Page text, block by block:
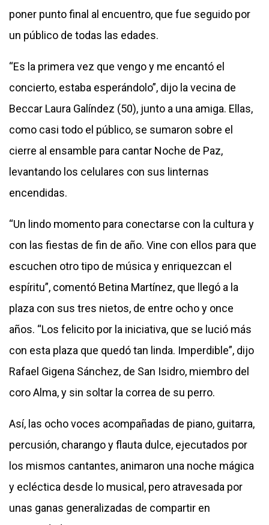
poner punto final al encuentro, que fue seguido por
un público de todas las edades.
“Es la primera vez que vengo y me encantó el
concierto, estaba esperándolo”, dijo la vecina de
Beccar Laura Galíndez (50), junto a una amiga. Ellas,
como casi todo el público, se sumaron sobre el
cierre al ensamble para cantar Noche de Paz,
levantando los celulares con sus linternas
encendidas.
“Un lindo momento para conectarse con la cultura y
con las fiestas de fin de año. Vine con ellos para que
escuchen otro tipo de música y enriquezcan el
espíritu”, comentó Betina Martínez, que llegó a la
plaza con sus tres nietos, de entre ocho y once
años. “Los felicito por la iniciativa, que se lució más
con esta plaza que quedó tan linda. Imperdible”, dijo
Rafael Gigena Sánchez, de San Isidro, miembro del
coro Alma, y sin soltar la correa de su perro.
Así, las ocho voces acompañadas de piano, guitarra,
percusión, charango y flauta dulce, ejecutados por
los mismos cantantes, animaron una noche mágica
y ecléctica desde lo musical, pero atravesada por
unas ganas generalizadas de compartir en